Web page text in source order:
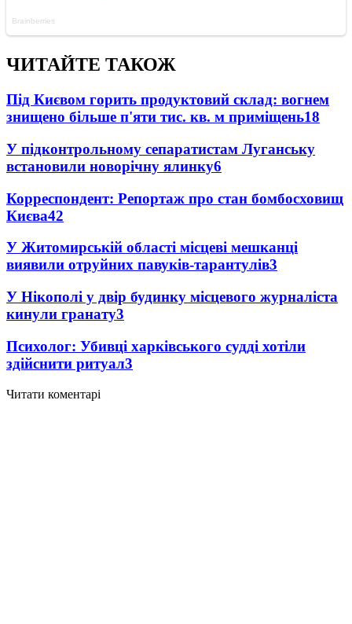
ЧИТАЙТЕ ТАКОЖ
Під Києвом горить продуктовий склад: вогнем
знищено більше п'яти тис. кв. м приміщень18
У підконтрольному сепаратистам Луганську
встановили новорічну ялинку6
Корреспондент: Репортаж про стан бомбосховищ
Києва42
У Житомирській області місцеві мешканці
виявили отруйних павуків-тарантулів3
У Нікополі у двір будинку місцевого журналіста
кинули гранату3
Психолог: Убивці харківського судді хотіли
здійснити ритуал3
Читати коментарі